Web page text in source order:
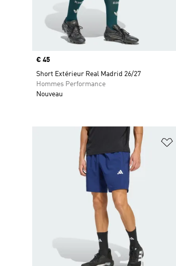
Prix
€ 45
Short Extérieur Real Madrid 26/27
Hommes Performance
Nouveau